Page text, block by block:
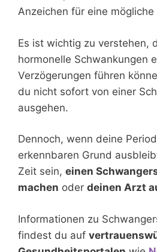
Anzeichen für eine
Es ist wichtig zu verstehen,
hormonelle Schwankungen
Verzögerungen führen
du nicht sofort von einer
ausgehen.
Dennoch, wenn deine
erkennbaren Grund
Zeit sein, einen
machen oder deinen Arzt
Informationen zu
findest du auf